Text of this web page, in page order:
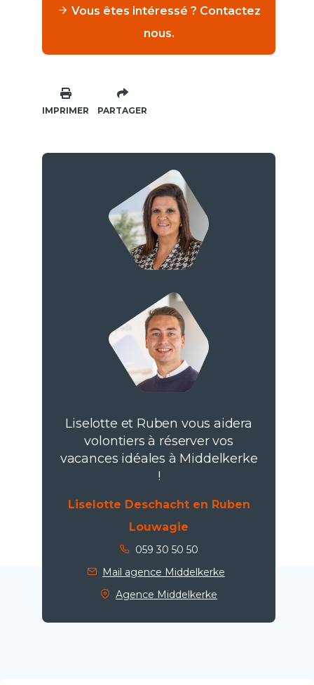
nous.
IMPRIMER PARTAGER
Liselotte et Ruben vous aidera
volontiers à réserver vos
vacances idéales à Middelkerke
!
Liselotte Deschacht en Ruben
Louwagie
059 30 50 50
Mail agence Middelkerke
Agence Middelkerke